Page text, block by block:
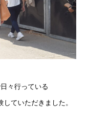
々行っている
ていただきました。